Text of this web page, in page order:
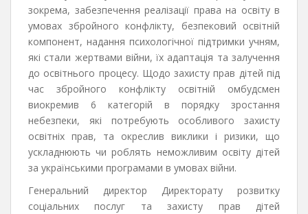
зокрема, забезпечення реалізації права на освіту в
умовах збройного конфлікту, безпековий освітній
компонент, надання психологічної підтримки учням,
які стали жертвами війни, їх адаптація та залучення
до освітнього процесу. Щодо захисту прав дітей під
час збройного конфлікту освітній омбудсмен
виокремив 6 категорій в порядку зростання
небезпеки, які потребують особливого захисту
освітніх прав, та окреслив виклики і ризики, що
ускладнюють чи роблять неможливим освіту дітей
за українськими програмами в умовах війни.
Генеральний директор Директорату розвитку
соціальних послуг та захисту прав дітей